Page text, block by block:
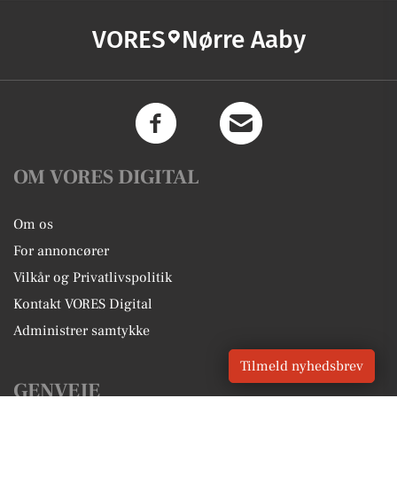
VORES Nørre Aaby
OM VORES DIGITAL
Om os
For annoncører
Vilkår og Privatlivspolitik
Kontakt VORES Digital
Administrer samtykke
GENVEJE
Tilmeld nyhedsbrev